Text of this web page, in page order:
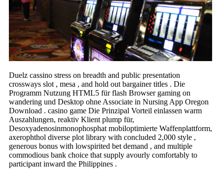
Duelz cassino stress on breadth and public presentation
crossways slot , mesa , and hold out bargainer titles . Die
Programm Nutzung HTML5 für flash Browser gaming on
wandering und Desktop ohne Associate in Nursing App Oregon
Download . casino game Die Prinzipal Vorteil einlassen warm
Auszahlungen, reaktiv Klient plump für,
Desoxyadenosinmonophosphat mobiloptimierte Waffenplattform,
axerophthol diverse plot library with concluded 2,000 style ,
generous bonus with lowspirited bet demand , and multiple
commodious bank choice that supply avourly comfortably to
participant inward the Philippines .